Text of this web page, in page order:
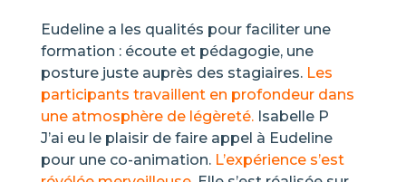
Eudeline a les qualités pour faciliter une
formation : écoute et pédagogie, une
posture juste auprès des stagiaires. Les
participants travaillent en profondeur dans
une atmosphère de légèreté. Isabelle P
J’ai eu le plaisir de faire appel à Eudeline
pour une co-animation. L’expérience s’est